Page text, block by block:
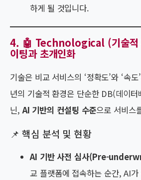
하게 될 것입니다.
4. 🤖 Technological (기술적
이팅과 초개인화
기술은 비교 서비스의 ‘정확도’와 ‘속
년의 기술적 환경은 단순한 DB(데이
닌,AI 기반의 컨설팅 수준으로 서비스
📌 핵심 분석 및 현황
AI 기반 사전 심사(Pre-
교 플랫폼에 접속하는 순간, AI